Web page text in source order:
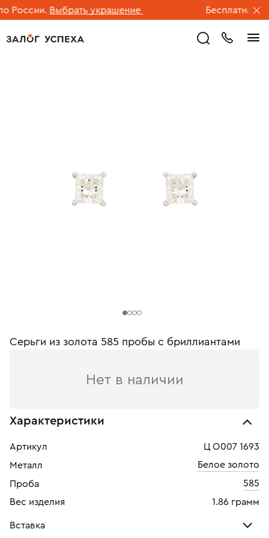
Выбрать украшение Бесплатная
Серьги из золота 585 пробы с бриллиантами
Нет в наличии
Характеристики
Артикул
Ц О007 1693
Металл
Белое золото
Проба
585
Вес изделия
1.86 грамм
Вставка